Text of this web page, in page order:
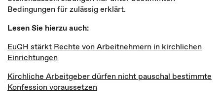
Bedingungen für zulässig erklärt.
Lesen Sie hierzu auch:
EuGH stärkt Rechte von Arbeitnehmern in kirchlichen
Einrichtungen
Kirchliche Arbeitgeber dürfen nicht pauschal bestimmte
Konfession voraussetzen